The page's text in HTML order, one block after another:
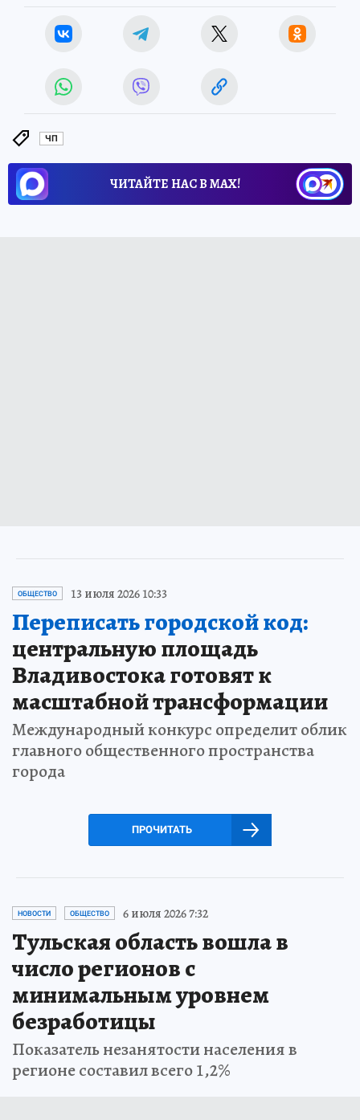
ЧП
ЧИТАЙТЕ НАС В МАХ!
ОБЩЕСТВО 13 июля 2026 10:33
Переписать городской код:
центральную площадь
Владивостока готовят к
масштабной трансформации
Международный конкурс определит облик
главного общественного пространства
города
ПРОЧИТАТЬ
НОВОСТИ ОБЩЕСТВО 6 июля 2026 7:32
Тульская область вошла в
число регионов с
минимальным уровнем
безработицы
Показатель незанятости населения в
регионе составил всего 1,2%